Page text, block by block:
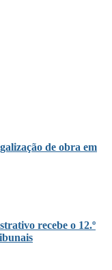
de obra em
recebe o 12.º